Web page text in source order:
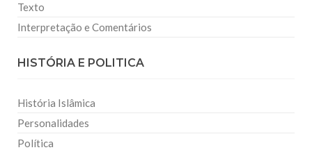
Texto
Interpretação e Comentários
HISTÓRIA E POLITICA
História Islâmica
Personalidades
Política